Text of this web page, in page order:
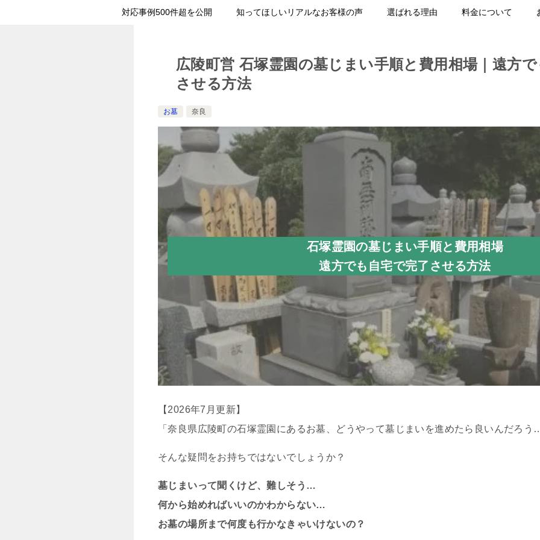
対応事例500件超を公開 知ってほしいリアルなお客様の声 選ばれる理由 料金について
広陵町営 石塚霊園の墓じまい手順と費用相場｜遠方
させる方法
お墓 奈良
石塚霊園の墓じまい手順と費用相場
遠方でも自宅で完了させる方法
【2026年7月更新】
「奈良県広陵町の石塚霊園にあるお墓、どうやって墓じまいを進めたら良いんだろう
そんな疑問をお持ちではないでしょうか？
墓じまいって聞くけど、難しそう…
何から始めればいいのかわからない…
お墓の場所まで何度も行かなきゃいけないの？